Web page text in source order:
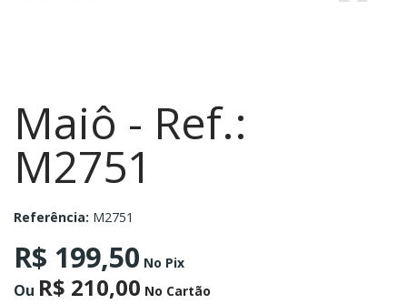
Maiô - Ref.:
M2751
Referência: M2751
R$ 199,50 No Pix
Ou R$ 210,00 No Cartão